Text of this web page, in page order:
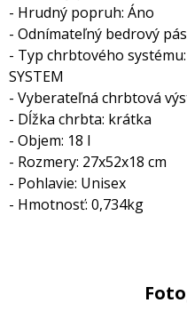
- Hrudný popruh: Áno
- Odnímateľný bedrový
- Typ chrbtového systému:
SYSTEM
- Vyberateľná chrbtová
- Dĺžka chrbta: krátka
- Objem: 18 l
- Rozmery: 27x52x18 cm
- Pohlavie: Unisex
- Hmotnosť: 0,734kg